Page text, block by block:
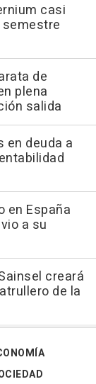
casi
de
plena
salida
en deuda a
en España
a su
creará
de la